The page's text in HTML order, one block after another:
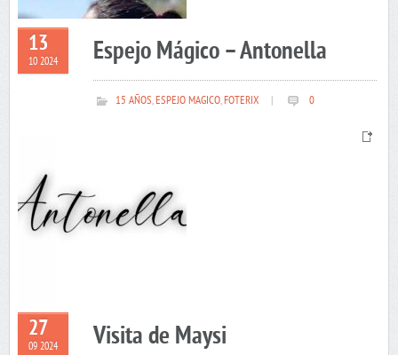
13
10 2024 Espejo Mágico – Antonella
15 AÑOS,ESPEJO MAGICO,FOTERIX 0
27
09 2024 Visita de Maysi